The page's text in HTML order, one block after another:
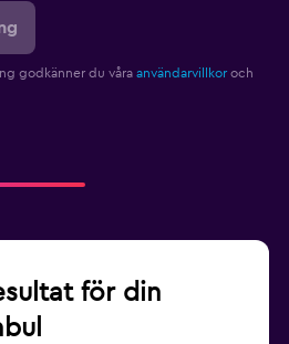
godkänner du våra användarvillkor och
för din